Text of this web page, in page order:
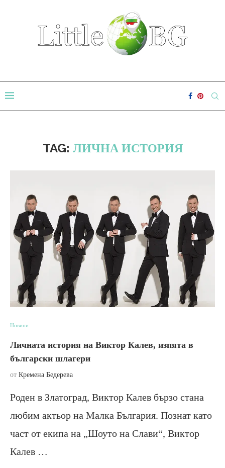
TAG: ЛИЧНА ИСТОРИЯ
Новини
Личната история на Виктор Калев, изпята в
български шлагери
от Кремена Бедерева
Роден в Златоград, Виктор Калев бързо стана
любим актьор на Малка България. Познат като
част от екипа на „Шоуто на Слави“, Виктор
Калев …